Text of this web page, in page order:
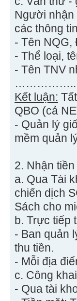
Người
các thông
- Tên
- Thể loại,
- Tên TNV
……………..
Kết luận:
QBO (cả
- Quản l‎ý
mềm quản
2. Nhận
a. Qua Tài
chiến dịch
Sách cho
b. Trực tiếp
- Ban quản
thu tiền.
- Mỗi địa
c. Công
- Qua tài